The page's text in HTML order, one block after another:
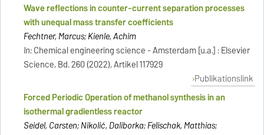
Wave reflections in counter-current separation processes
with unequal mass transfer coefficients
Fechtner, Marcus; Kienle, Achim
In:Chemical engineering science - Amsterdam [u.a.] : Elsevier
Science, Bd. 260 (2022), Artikel 117929
Publikationslink
Forced Periodic Operation of methanol synthesis in an
isothermal gradientless reactor
Seidel, Carsten; Nikolić, Daliborka; Felischak, Matthias;